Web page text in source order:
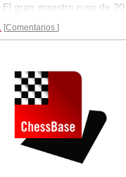
El gran maestro ruso de 20
Ian Nepomniachtchi (en el
plano en la fotografía)
de Europa 2010. Se
con el título tras haber
un rendimiento de 2868
competición. La
de Europa 2010 es la
Pia Cramling, que
a Viktorija Cmilyte,
Comentarios